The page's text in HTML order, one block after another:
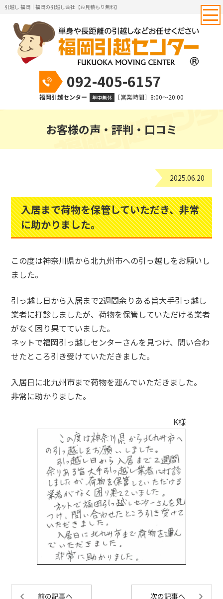
引越し 福岡｜福岡の引越し会社【お見積もり無料】
092-405-6157
福岡引越センター 年中無休 ［営業時間］8:00～20:00
お客様の声・評判・口コミ
2025.06.20
入居まで荷物を保管していただき、非常
に助かりました。
この度は神奈川県から北九州市への引っ越しをお願いし
ました。
引っ越し日から入居まで2週間余りある旨大手引っ越し
業者に打診しましたが、荷物を保管していただける業者
がなく困り果てていました。
ネットで福岡引っ越しセンターさんを見つけ、問い合わ
せたところ引き受けていただきました。
入居日に北九州市まで荷物を運んでいただきました。
非常に助かりました。
K様
前の記事へ 次の記事へ